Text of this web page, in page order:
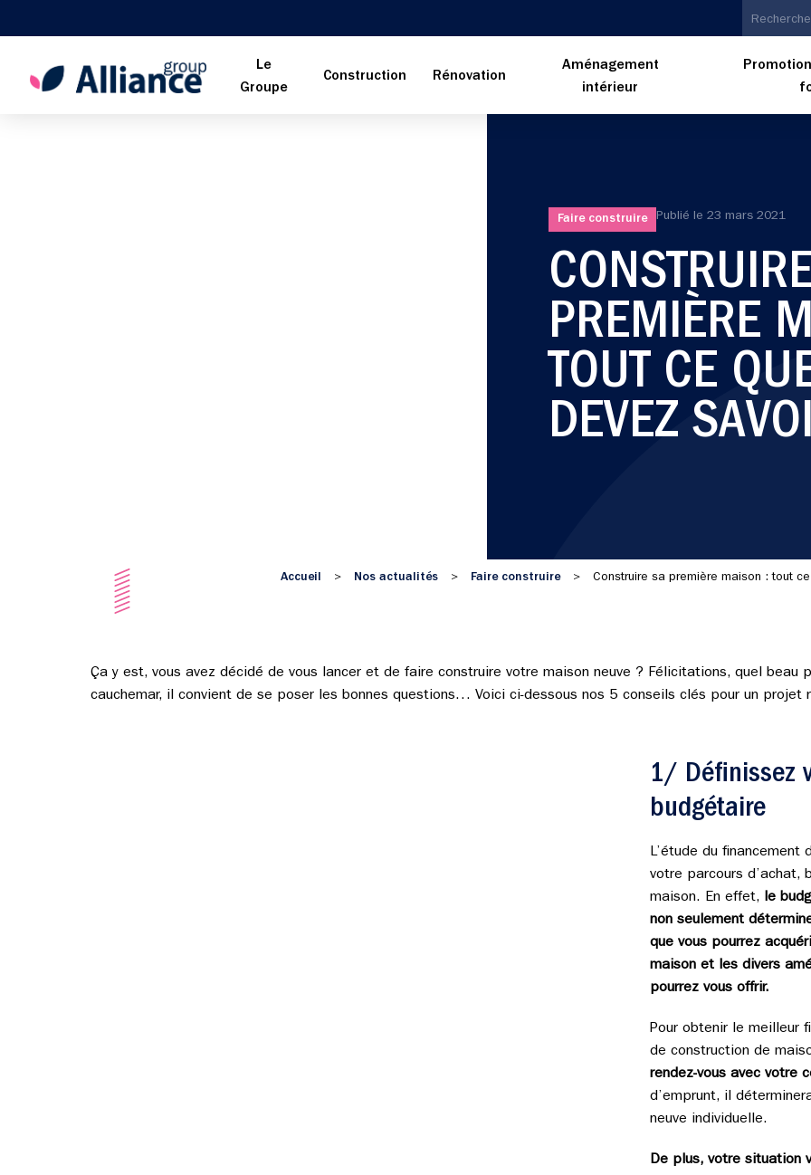
Le
Groupe
Construction Rénovation
Aménagement
intérieur
Faire construire Publié le 23 mars 2021
PREMIÈRE
TOUT CE
DEVEZ
Accueil > Nos actualités > Faire construire > Construire sa première maison : tout
Ça y est, vous avez décidé de vous lancer et de faire construire votre maison neuve ? Félicitations, quel beau
cauchemar, il convient de se poser les bonnes questions… Voici ci-dessous nos 5 conseils clés pour un projet
1/ Définissez
budgétaire
L’étude du
votre parcours d’achat,
maison. En effet, le
non seulement
que vous pourrez
maison et les divers
pourrez vous offrir.
Pour obtenir le meilleur
de construction de
rendez-vous avec votre
d’emprunt, il
neuve individuelle.
De plus, votre situation